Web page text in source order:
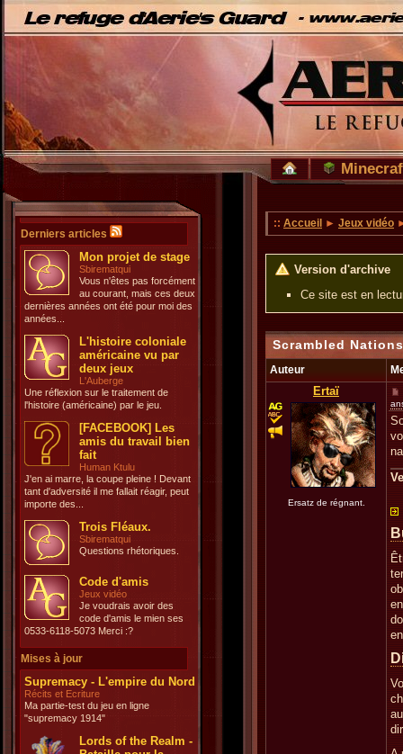
Derniers articles
Mon projet de stage
Sbirematqui
Vous n'êtes pas forcément
au courant, mais ces deux
dernières années ont été pour moi des
années...
L'histoire coloniale
américaine vu par
deux jeux
L'Auberge
Une réflexion sur le traitement de
l'histoire (américaine) par le jeu.
[FACEBOOK] Les
amis du travail bien
fait
Human Ktulu
J'en ai marre, la coupe pleine ! Devant
tant d'adversité il me fallait réagir, peut
importe des...
Trois Fléaux.
Sbirematqui
Questions rhétoriques.
Code d'amis
Jeux vidéo
Je voudrais avoir des
code d'amis le mien ses
0533-6118-5073 Merci :?
Mises à jour
Supremacy - L'empire du Nord
Récits et Ecriture
Ma partie-test du jeu en ligne
"supremacy 1914"
Lords of the Realm -
:: Accueil ► Jeux vidéo
Version d'archive
Ce site est en
Scrambled
Auteur
Ertaï
Ersatz de régnant.